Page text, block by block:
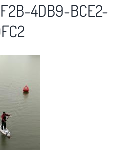
4DB9-BCE2-